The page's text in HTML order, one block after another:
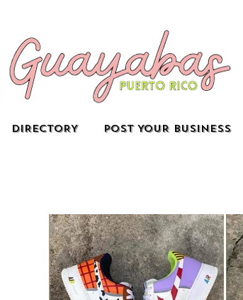
DIRECTORY POST YOUR BUSINESS